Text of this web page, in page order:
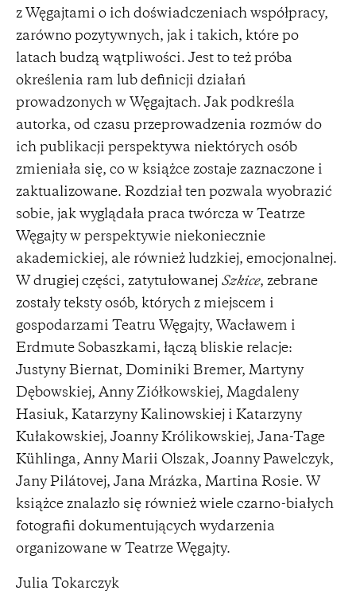
z Węgajtami o ich doświadczeniach współpracy,
zarówno pozytywnych, jak i takich, które po
latach budzą wątpliwości. Jest to też próba
określenia ram lub definicji działań
prowadzonych w Węgajtach. Jak podkreśla
autorka, od czasu przeprowadzenia rozmów do
ich publikacji perspektywa niektórych osób
zmieniała się, co w książce zostaje zaznaczone i
zaktualizowane. Rozdział ten pozwala wyobrazić
sobie, jak wyglądała praca twórcza w Teatrze
Węgajty w perspektywie niekoniecznie
akademickiej, ale również ludzkiej, emocjonalnej.
W drugiej części, zatytułowanej Szkice, zebrane
zostały teksty osób, których z miejscem i
gospodarzami Teatru Węgajty, Wacławem i
Erdmute Sobaszkami, łączą bliskie relacje:
Justyny Biernat, Dominiki Bremer, Martyny
Dębowskiej, Anny Ziółkowskiej, Magdaleny
Hasiuk, Katarzyny Kalinowskiej i Katarzyny
Kułakowskiej, Joanny Królikowskiej, Jana-Tage
Kühlinga, Anny Marii Olszak, Joanny Pawelczyk,
Jany Pilátovej, Jana Mrázka, Martina Rosie. W
książce znalazło się również wiele czarno-białych
fotografii dokumentujących wydarzenia
organizowane w Teatrze Węgajty.
Julia Tokarczyk